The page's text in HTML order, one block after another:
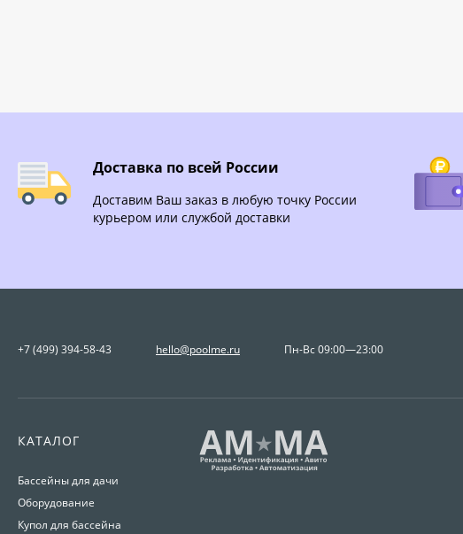
Доставка по всей России
Доставим Ваш заказ в любую точку России
курьером или службой доставки
+7 (499) 394-58-43 hello@poolme.ru Пн-Вс 09:00—23:00
КАТАЛОГ
Бассейны для дачи
Оборудование
Купол для бассейна